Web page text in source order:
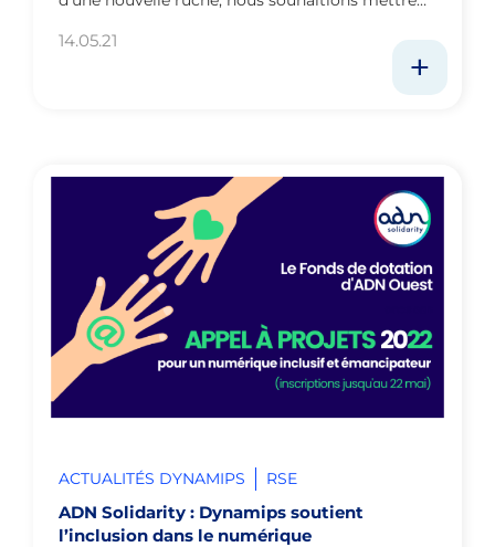
14.05.21
ACTUALITÉS DYNAMIPS RSE
ADN Solidarity : Dynamips soutient
l’inclusion dans le numérique